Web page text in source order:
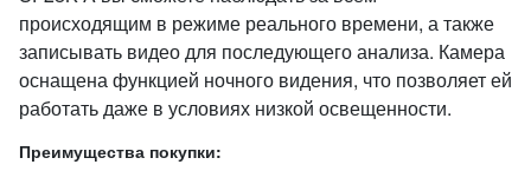
происходящим в режиме реального времени, а также
записывать видео для последующего анализа. Камера
оснащена функцией ночного видения, что позволяет ей
работать даже в условиях низкой освещенности.
Преимущества покупки: